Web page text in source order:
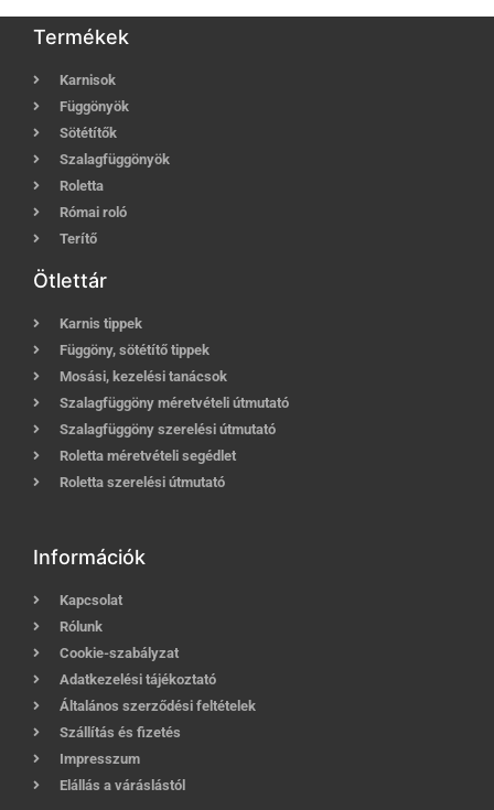
Termékek
Karnisok
Függönyök
Sötétítők
Szalagfüggönyök
Roletta
Római roló
Terítő
Ötlettár
Karnis tippek
Függöny, sötétítő tippek
Mosási, kezelési tanácsok
Szalagfüggöny méretvételi útmutató
Szalagfüggöny szerelési útmutató
Roletta méretvételi segédlet
Roletta szerelési útmutató
Információk
Kapcsolat
Rólunk
Cookie-szabályzat
Adatkezelési tájékoztató
Általános szerződési feltételek
Szállítás és fizetés
Impresszum
Elállás a váráslástól